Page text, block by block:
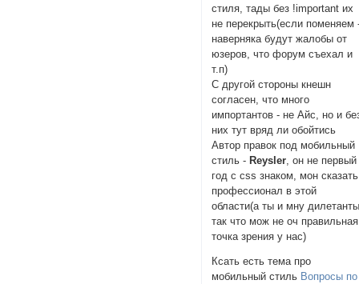
стиля, тады без !important их
не перекрыть(если поменяем
наверняка будут жалобы от
юзеров, что форум съехал и
т.п)
С другой стороны кнешн
согласен, что много
импортантов - не Айс, но и
них тут вряд ли обойтись
Автор правок под мобильный
стиль -Reysler , он не первый
год с css знаком, мон сказать
профессионал в этой
области(а ты и мну
так что мож не оч правильная
точка зрения у нас)
Ксать есть тема про
мобильный стиль Вопросы по